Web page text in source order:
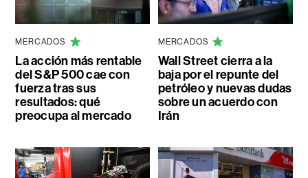
MERCADOS
La acción más rentable
del S&P 500 cae con
fuerza tras sus
resultados: qué
preocupa al mercado
MERCADOS
Wall Street cierra a la
baja por el repunte del
petróleo y nuevas dudas
sobre un acuerdo con
Irán